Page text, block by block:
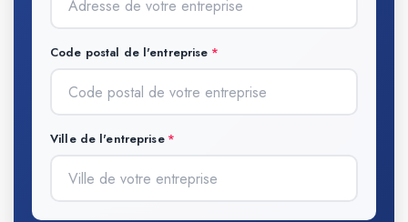
Code postal de l'entreprise
Ville de l'entreprise